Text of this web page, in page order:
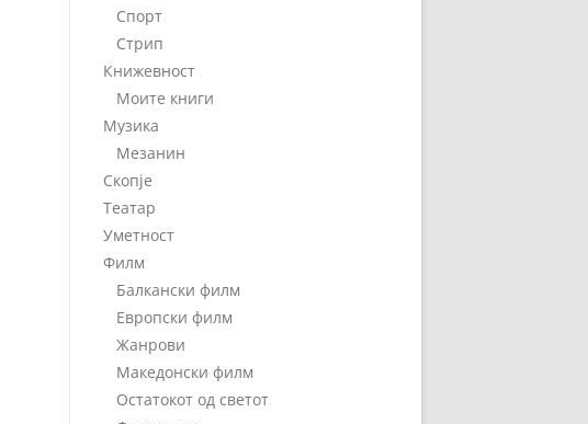
Спорт
Стрип
Книжевност
Моите книги
Музика
Мезанин
Скопје
Театар
Уметност
Филм
Балкански филм
Европски филм
Жанрови
Македонски филм
Остатокот од светот